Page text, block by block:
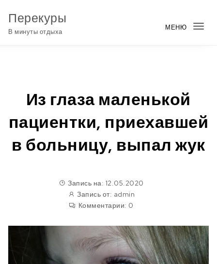
Перекуры
В минуты отдыха
МЕНЮ
Из глаза маленькой
пациентки, приехавшей
в больницу, выпал жук
Запись на: 12.05.2020
Запись от: admin
Комментарии: 0